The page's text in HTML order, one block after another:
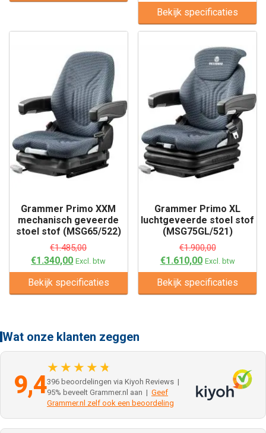
Bekijk specificaties
Grammer Primo XXM
mechanisch geveerde
stoel stof (MSG65/522)
€1.485,00
€1.340,00 Excl. btw
Bekijk specificaties
Grammer Primo XL
luchtgeveerde stoel stof
(MSG75GL/521)
€1.900,00
€1.610,00 Excl. btw
Bekijk specificaties
Wat onze klanten zeggen
9,4
★★★★★
396 beoordelingen via Kiyoh Reviews |
95% beveelt Grammer.nl aan | Geef
Grammer.nl zelf ook een beoordeling